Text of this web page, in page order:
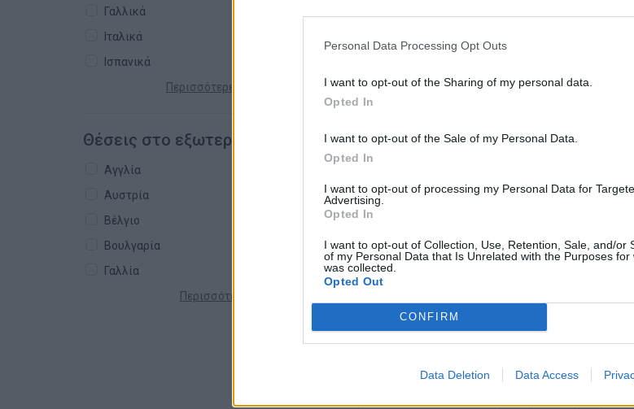
Personal Data Processing Opt Outs
I want to opt-out of the Sharing of my personal data.
Opted In
I want to opt-out of the Sale of my Personal Data.
Opted In
I want to opt-out of processing my Personal Data for
Advertising.
Opted In
I want to opt-out of Collection, Use, Retention, Sale, and/or
of my Personal Data that Is Unrelated with the Purposes for
was collected.
Opted Out
CONFIRM
Data Deletion Data Access
Γαλλικά
Ιταλικά
Ισπανικά
Περισσότερες γλώσσες +
Θέσεις στο εξωτερικό
Αγγλία
Αυστρία
Βέλγιο
Βουλγαρία
Γαλλία
Περισσότερες χώρες +
Πτυχίο ΑΕΙ ή ΤΕΙ σε μία από τις
Ηλεκτρολόγος Μηχανικός, Χημικός
Καλή γνώση Αγγλικής γλώσσας
Εκπληρωμένες στρατιωτικές
Απαραίτητη δυνατότητα έκδοσης
Η γνώση ή εμπειρία στους παρακάτω
μέσω συμμετοχής σε εξειδικευμένα
Μελέτες Πυρασφάλειας
Συστήματα Διαχείρισης Ποιότητας
Παροχές